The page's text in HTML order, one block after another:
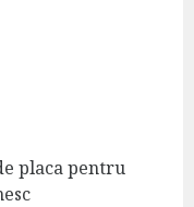
placa pentru